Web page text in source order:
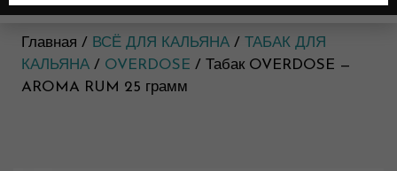
Главная / ВСЁ ДЛЯ КАЛЬЯНА / ТАБАК ДЛЯ
КАЛЬЯНА / OVERDOSE / Табак OVERDOSE —
AROMA RUM 25 грамм